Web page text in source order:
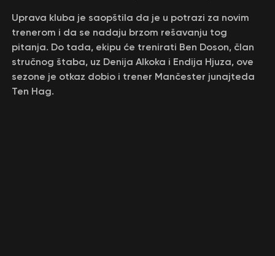
Uprava kluba je saopštila da je u potrazi za novim
trenerom i da se nadaju brzom rešavanju tog
pitanja. Do tada, ekipu će trenirati Ben Doson, član
stručnog štaba, uz Denija Alkoka i Endija Hjuza, ove
sezone je otkaz dobio i trener Mančester junajteda
Ten Hag.